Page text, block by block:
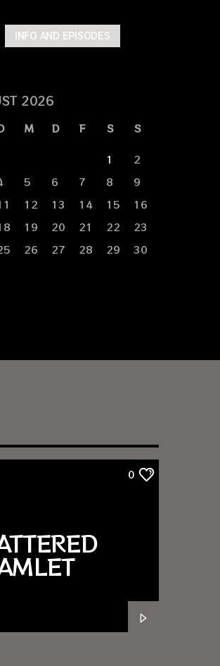
INFO AND EPISODES
2026
M D F S S
1
2
5 6 7 8
9
12 13 14 15
16
19 20 21 22
23
26 27 28 29
30
0